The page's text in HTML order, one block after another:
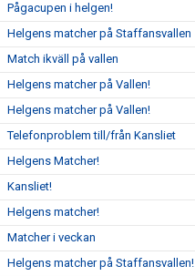
Pågacupen i helgen!
Helgens matcher på Staffansvallen
Match ikväll på vallen
Helgens matcher på Vallen!
Helgens matcher på Vallen!
Telefonproblem till/från Kansliet
Helgens Matcher!
Kansliet!
Helgens matcher!
Matcher i veckan
Helgens matcher på Staffansvallen!